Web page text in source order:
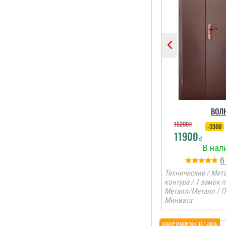
15200₴
11900₴
-3300
Технические /
контура / 1 замок
Металл/Металл /
Минвата